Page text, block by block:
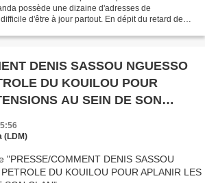
possède une dizaine d'adresses de
d'être à jour partout. En dépit du retard de
DENIS SASSOU NGUESSO
DU KOUILOU POUR
AU SEIN DE SON
(LDM)